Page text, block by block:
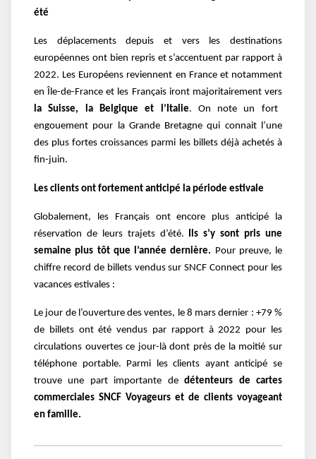
été
Les déplacements depuis et vers les destinations
européennes ont bien repris et s’accentuent par rapport à
2022. Les Européens reviennent en France et notamment
en Île-de-France et les Français iront majoritairement vers
la Suisse, la Belgique et l’Italie. On note un fort
engouement pour la Grande Bretagne qui connait l’une
des plus fortes croissances parmi les billets déjà achetés à
fin-juin.
Les clients ont fortement anticipé la période estivale
Globalement, les Français ont encore plus anticipé la
réservation de leurs trajets d’été. Ils s’y sont pris une
semaine plus tôt que l’année dernière. Pour preuve, le
chiffre record de billets vendus sur SNCF Connect pour les
vacances estivales :
Le jour de l’ouverture des ventes, le 8 mars dernier : +79 %
de billets ont été vendus par rapport à 2022 pour les
circulations ouvertes ce jour-là dont près de la moitié sur
téléphone portable. Parmi les clients ayant anticipé se
trouve une part importante dedétenteurs de cartes
commerciales SNCF Voyageurs et de clients voyageant
en famille.